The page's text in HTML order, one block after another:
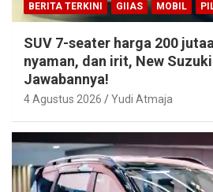
BERITA TERKINI GIIAS MOBIL
SUV 7-seater harga 200
nyaman, dan irit, New
Jawabannya!
4 Agustus 2026 Yudi Atmaja